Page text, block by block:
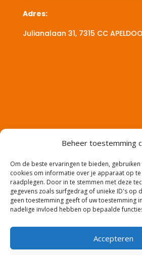
Beheer toestemming
Om de beste ervaringen te bieden,
cookies om informatie over je apparaat op
raadplegen. Door in te stemmen met deze
gegevens zoals surfgedrag of unieke ID's op
geen toestemming geeft of uw toestemming
nadelige invloed hebben op bepaalde
Accepteren
Adres:
Julianalaan 31, 7315 CC
Website en productie: